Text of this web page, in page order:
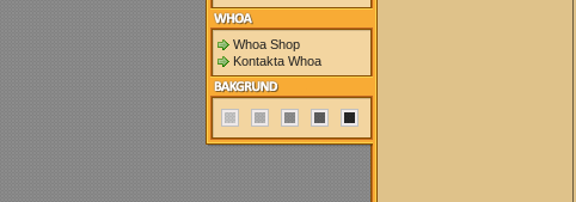
Whoa Shop
Kontakta Whoa